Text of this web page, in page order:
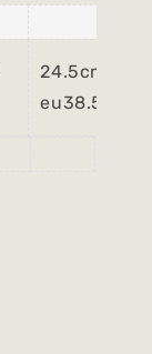
24.5cm
eu38.5